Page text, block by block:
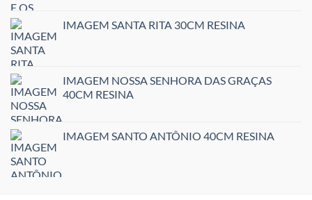
IMAGEM SANTA RITA 30CM RESINA
IMAGEM NOSSA SENHORA DAS GRAÇAS
40CM RESINA
IMAGEM SANTO ANTÔNIO 40CM RESINA